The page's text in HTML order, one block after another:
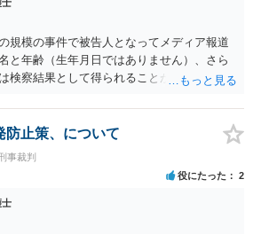
士
規模の事件で被告人となってメディア報道
と年齢（生年月日ではありません）、さら
検察結果として得られることが通常です。
防止策、について
事裁判
役にたった 2
士